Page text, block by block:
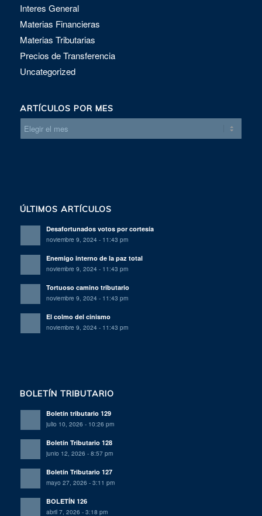
Interes General
Materias Financieras
Materias Tributarias
Precios de Transferencia
Uncategorized
ARTÍCULOS POR MES
ÚLTIMOS ARTÍCULOS
Desafortunados votos por cortesía
noviembre 9, 2024 - 11:43 pm
Enemigo interno de la paz total
noviembre 9, 2024 - 11:43 pm
Tortuoso camino tributario
noviembre 9, 2024 - 11:43 pm
El colmo del cinismo
noviembre 9, 2024 - 11:43 pm
BOLETÍN TRIBUTARIO
Boletín tributario 129
julio 10, 2026 - 10:26 pm
Boletín Tributario 128
junio 12, 2026 - 8:57 pm
Boletín Tributario 127
mayo 27, 2026 - 3:11 pm
BOLETÍN 126
abril 7, 2026 - 3:18 pm